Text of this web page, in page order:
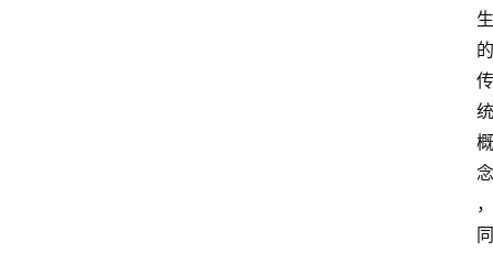
生
的
传
统
概
念
，
同